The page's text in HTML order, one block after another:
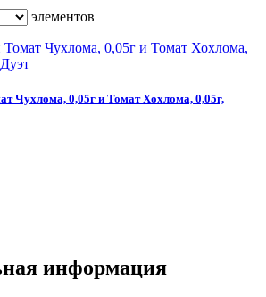
элементов
Чухлома, 0,05г и Томат Хохлома, 0,05г,
информация